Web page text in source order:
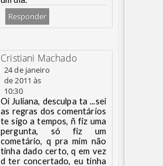
Responder
Cristiani Machado
24 de janeiro
de 2011 às
10:30
Oi Juliana, desculpa ta ...sei
as regras dos comentários
te sigo a tempos, ñ fiz uma
pergunta, só fiz um
cometário, q pra mim não
tinha dado certo, q em vez
d ter concertado, eu tinha